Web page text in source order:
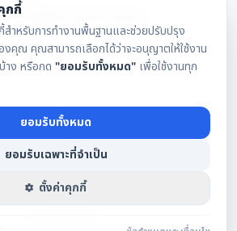
สที่ 1/2569 (สอบทานแล้ว)
18:14
กกี้
สำหรับการทำงานพื้นฐานและช่วยปรับปรุง
คุณ คุณสามารถเลือกได้ว่าจะอนุญาตให้ใช้งาน
าง หรือกด "ยอมรับทั้งหมด" เพื่อใช้งานทุก
ยอมรับทั้งหมด
ยอมรับเฉพาะที่จำเป็น
ตั้งค่าคุกกี้